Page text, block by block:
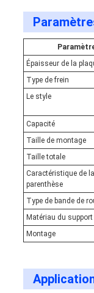
Épaisseur de la
Type de frein
Le style
Capacité
Taille de montage
Taille totale
Caractéristique de la
parenthèse
Type de bande de
Matériau du support
Montage